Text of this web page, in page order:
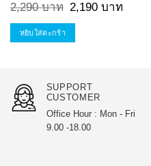
2,290บาท
Original
price
was:
2,190 บาทCurrent
price
หยิบใส่ตะกร้า
SUPPORT
CUSTOMER
Office Hour : Mon - Fri
9.00 -18.00